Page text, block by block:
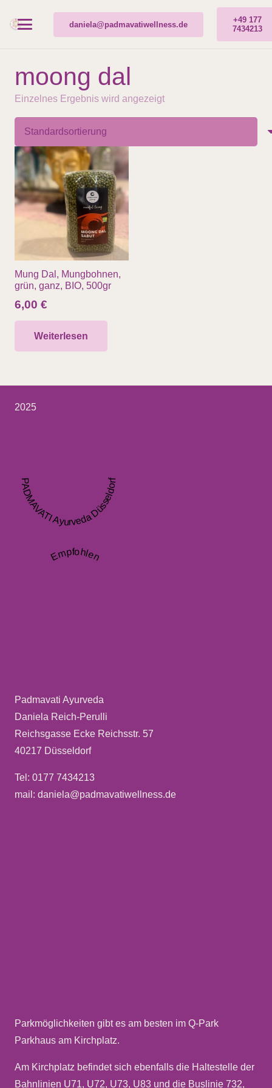
daniela@padmavatiwellness.de
+49 177
7434213
moong dal
Einzelnes Ergebnis wird angezeigt
Mung Dal, Mungbohnen,
grün, ganz, BIO, 500gr
6,00 €
Weiterlesen
2025
PADMAVATI Ayurveda Düsseldorf
Empfohlen
Padmavati Ayurveda
Daniela Reich-Perulli
Reichsgasse Ecke Reichsstr. 57
40217 Düsseldorf
Tel: 0177 7434213
mail: daniela@padmavatiwellness.de
Parkmöglichkeiten gibt es am besten im Q-Park
Parkhaus am Kirchplatz.
Am Kirchplatz befindet sich ebenfalls die Haltestelle der
Bahnlinien U71, U72, U73, U83 und die Buslinie 732,